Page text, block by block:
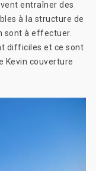
entraîner des
à la structure de
sont à effectuer.
difficiles et ce sont
Kevin couverture